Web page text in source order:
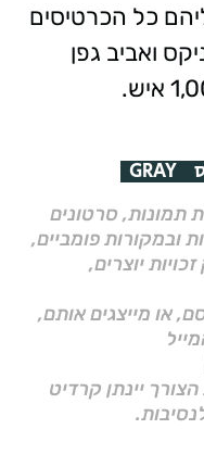
כל הכרטיסים
ואביב גפן
GRAY
תמונות, סרטונים
ובמקורות פומביים,
27א לחוק זכויות יוצרים,
או מייצגים אותם,
יינתן קרדיט